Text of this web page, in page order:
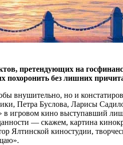
претендующих на
похоронить без лишних
но и
Петра Буслова, Ларисы
игровом кино выступавший
— скажем, картина
киностудии,